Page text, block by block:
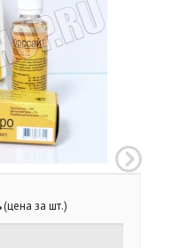
(цена за шт.)